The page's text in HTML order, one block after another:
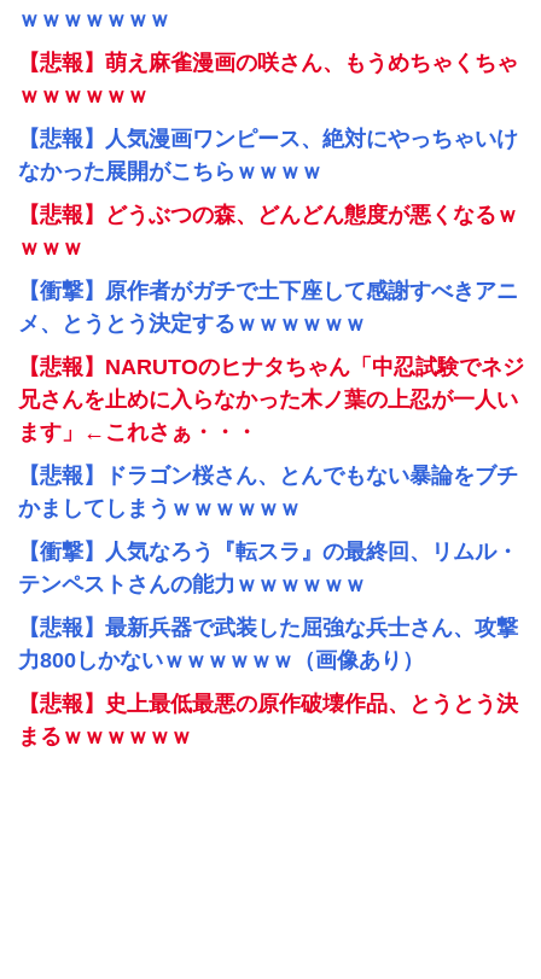
ｗｗｗｗｗｗｗ
【悲報】萌え麻雀漫画の咲さん、もうめちゃくちゃ
ｗｗｗｗｗｗ
【悲報】人気漫画ワンピース、絶対にやっちゃいけ
なかった展開がこちらｗｗｗｗ
【悲報】どうぶつの森、どんどん態度が悪くなるｗ
ｗｗｗ
【衝撃】原作者がガチで土下座して感謝すべきアニ
メ、とうとう決定するｗｗｗｗｗｗ
【悲報】NARUTOのヒナタちゃん「中忍試験でネジ
兄さんを止めに入らなかった木ノ葉の上忍が一人い
ます」←これさぁ・・・
【悲報】ドラゴン桜さん、とんでもない暴論をブチ
かましてしまうｗｗｗｗｗｗ
【衝撃】人気なろう『転スラ』の最終回、リムル・
テンペストさんの能力ｗｗｗｗｗｗ
【悲報】最新兵器で武装した屈強な兵士さん、攻撃
力800しかないｗｗｗｗｗｗ（画像あり）
【悲報】史上最低最悪の原作破壊作品、とうとう決
まるｗｗｗｗｗｗ